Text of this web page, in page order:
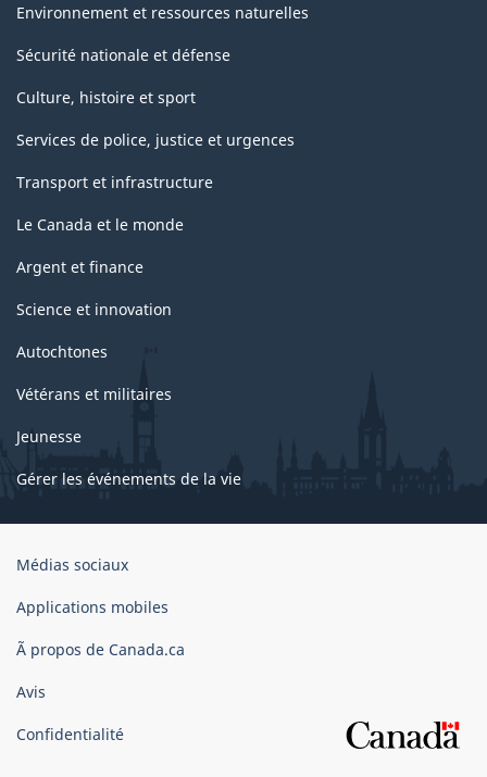
Environnement et ressources naturelles
Sécurité nationale et défense
Culture, histoire et sport
Services de police, justice et urgences
Transport et infrastructure
Le Canada et le monde
Argent et finance
Science et innovation
Autochtones
Vétérans et militaires
Jeunesse
Gérer les événements de la vie
Organisation
gouvernement
Canada
Médias sociaux
Applications mobiles
Ã propos de Canada.ca
Avis
Confidentialité